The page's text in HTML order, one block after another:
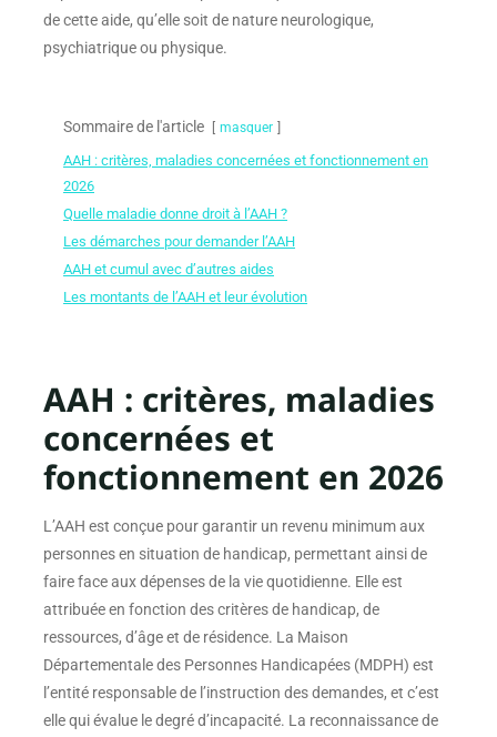
de cette aide, qu’elle soit de nature neurologique,
psychiatrique ou physique.
Sommaire de l'article masquer
AAH : critères, maladies concernées et fonctionnement en
2026
Quelle maladie donne droit à l’AAH ?
Les démarches pour demander l’AAH
AAH et cumul avec d’autres aides
Les montants de l’AAH et leur évolution
AAH : critères, maladies
concernées et
fonctionnement en 2026
L’AAH est conçue pour garantir un revenu minimum aux
personnes en situation de handicap, permettant ainsi de
faire face aux dépenses de la vie quotidienne. Elle est
attribuée en fonction des critères de handicap, de
ressources, d’âge et de résidence. La Maison
Départementale des Personnes Handicapées (MDPH) est
l’entité responsable de l’instruction des demandes, et c’est
elle qui évalue le degré d’incapacité. La reconnaissance de